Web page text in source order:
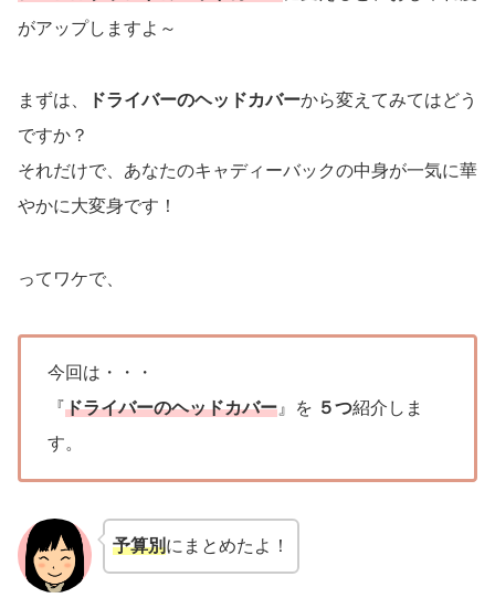
がアップしますよ～
まずは、 ドライバーのヘッドカバーから変えてみてはどう
ですか？
それだけで、あなたのキャディーバックの中身が一気に華
やかに大変身です！
ってワケで、
今回は・・・
『ドライバーのヘッドカバー 』を ５つ紹介しま
す。
予算別にまとめたよ！